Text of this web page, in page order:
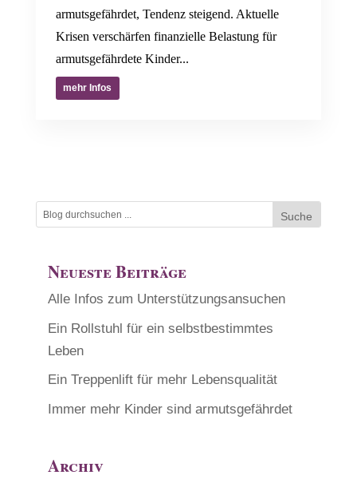
armutsgefährdet, Tendenz steigend. Aktuelle
Krisen verschärfen finanzielle Belastung für
armutsgefährdete Kinder...
mehr Infos
Neueste Beiträge
Alle Infos zum Unterstützungsansuchen
Ein Rollstuhl für ein selbstbestimmtes
Leben
Ein Treppenlift für mehr Lebensqualität
Immer mehr Kinder sind armutsgefährdet
Archiv